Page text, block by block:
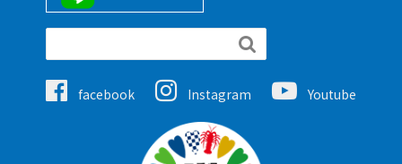

facebook Instagram Youtube